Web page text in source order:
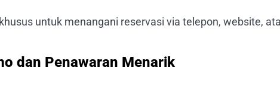
untuk menangani reservasi via telepon, website,
dan Penawaran Menarik